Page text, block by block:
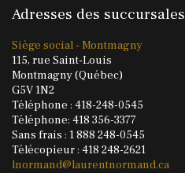
Adresses des succursales
Siège social - Montmagny
115, rue Saint-Louis
Montmagny (Québec)
G5V 1N2
Téléphone : 418-248-0545
Téléphone: 418 356-3377
Sans frais : 1 888 248-0545
Télécopieur : 418 248-2621
lnormand@laurentnormand.ca